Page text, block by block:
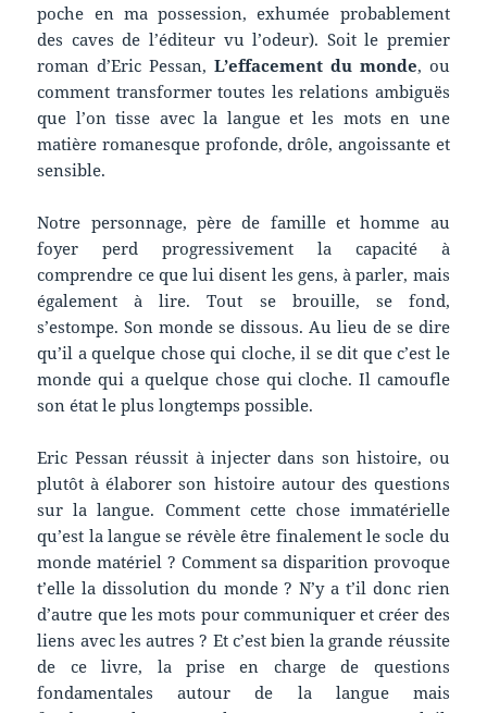
poche en ma possession, exhumée probablement
des caves de l’éditeur vu l’odeur). Soit le premier
roman d’Eric Pessan, L’effacement du monde, ou
comment transformer toutes les relations ambiguës
que l’on tisse avec la langue et les mots en une
matière romanesque profonde, drôle, angoissante et
sensible.
Notre personnage, père de famille et homme au
foyer perd progressivement la capacité à
comprendre ce que lui disent les gens, à parler, mais
également à lire. Tout se brouille, se fond,
s’estompe. Son monde se dissous. Au lieu de se dire
qu’il a quelque chose qui cloche, il se dit que c’est le
monde qui a quelque chose qui cloche. Il camoufle
son état le plus longtemps possible.
Eric Pessan réussit à injecter dans son histoire, ou
plutôt à élaborer son histoire autour des questions
sur la langue. Comment cette chose immatérielle
qu’est la langue se révèle être finalement le socle du
monde matériel ? Comment sa disparition provoque
t’elle la dissolution du monde ? N’y a t’il donc rien
d’autre que les mots pour communiquer et créer des
liens avec les autres ? Et c’est bien la grande réussite
de ce livre, la prise en charge de questions
fondamentales autour de la langue mais